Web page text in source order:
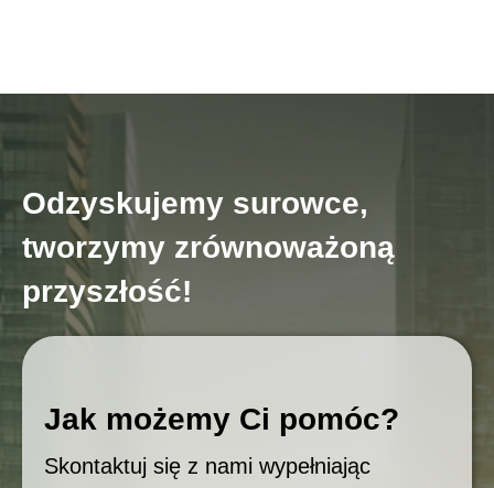
Odzyskujemy surowce,
tworzymy zrównoważoną
przyszłość!
Jak możemy Ci pomóc?
Skontaktuj się z nami wypełniając